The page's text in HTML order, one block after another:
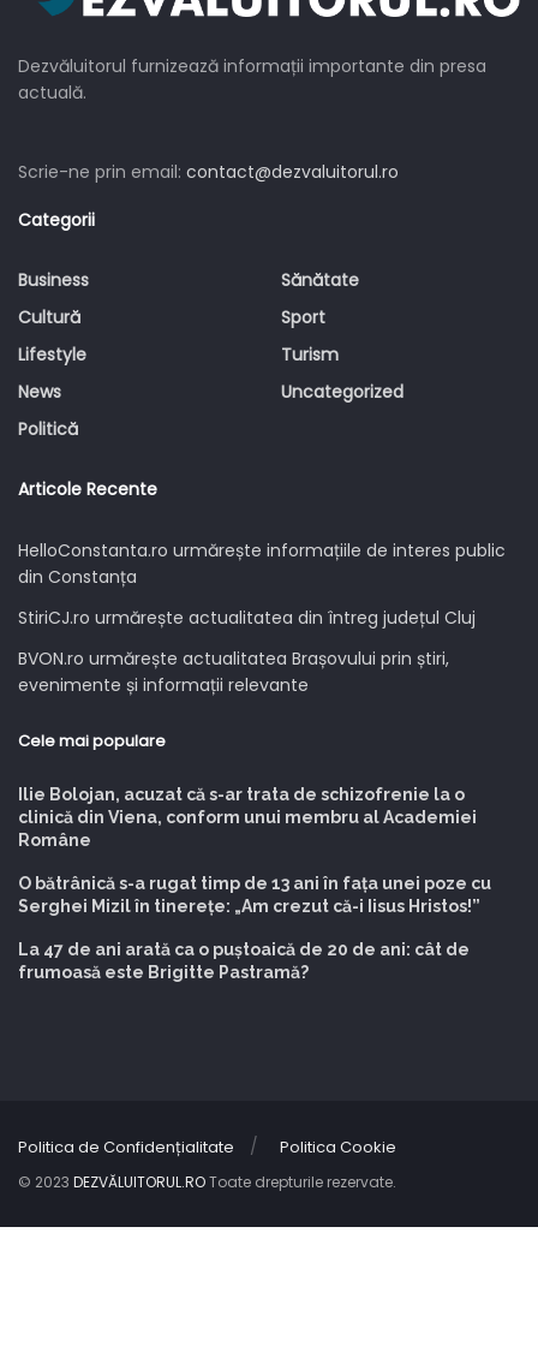
Dezvăluitorul furnizează informații importante din presa
actuală.
Scrie-ne prin email: contact@dezvaluitorul.ro
Categorii
Business
Cultură
Lifestyle
News
Politică
Sănătate
Sport
Turism
Uncategorized
Articole Recente
HelloConstanta.ro urmărește informațiile de interes public
din Constanța
StiriCJ.ro urmărește actualitatea din întreg județul Cluj
BVON.ro urmărește actualitatea Brașovului prin știri,
evenimente și informații relevante
Cele mai populare
Ilie Bolojan, acuzat că s-ar trata de schizofrenie la o
clinică din Viena, conform unui membru al Academiei
Române
O bătrânică s-a rugat timp de 13 ani în fața unei poze cu
Serghei Mizil în tinerețe: „Am crezut că-i Iisus Hristos!”
La 47 de ani arată ca o puștoaică de 20 de ani: cât de
frumoasă este Brigitte Pastramă?
Politica de Confidențialitate Politica Cookie
© 2023 DEZVĂLUITORUL.ROToate drepturile rezervate.